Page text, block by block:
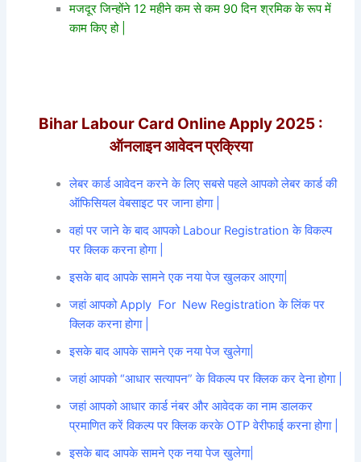
मजदूर जिन्होंने 12 महीने कम से कम 90 दिन श्रमिक के रूप में
काम किए हो |
Bihar Labour Card Online Apply 2025 :
ऑनलाइन आवेदन प्रक्रिया
लेबर कार्ड आवेदन करने के लिए सबसे पहले आपको लेबर कार्ड की
ऑफिसियल वेबसाइट पर जाना होगा |
वहां पर जाने के बाद आपको Labour Registration के विकल्प
पर क्लिक करना होगा |
इसके बाद आपके सामने एक नया पेज खुलकर आएगा|
जहां आपको Apply For New Registration के लिंक पर
क्लिक करना होगा |
इसके बाद आपके सामने एक नया पेज खुलेगा|
जहां आपको “आधार सत्यापन” के विकल्प पर क्लिक कर देना होगा |
जहां आपको आधार कार्ड नंबर और आवेदक का नाम डालकर
प्रमाणित करें विकल्प पर क्लिक करके OTP वेरीफाई करना होगा |
इसके बाद आपके सामने एक नया पेज खुलेगा|